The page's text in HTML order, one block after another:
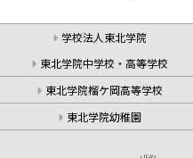
学校法人東北学院
東北学院中学校・高等学校
東北学院榴ケ岡高等学校
東北学院幼稚園